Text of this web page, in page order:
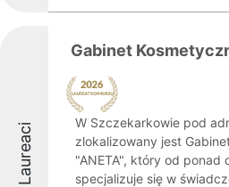
Laureaci
Gabinet
W Szczekarkowie pod
zlokalizowany jest
"ANETA", który od ponad
specjalizuje się w